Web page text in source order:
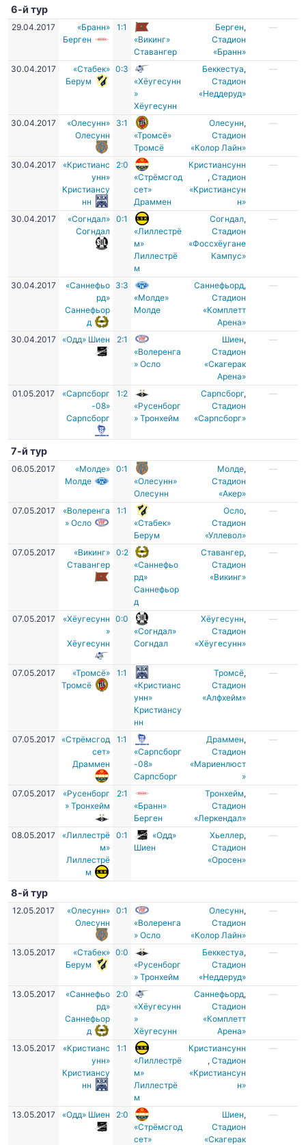
6-й тур
29.04.2017
«Бранн»
Берген
1:1
«Викинг»
Ставангер
Берген,
Стадион
«Бранн»
—
30.04.2017
«Стабек»
Берум
0:3
«Хёугесунн
»
Хёугесунн
Беккестуа,
Стадион
«Неддеруд»
—
30.04.2017
«Олесунн»
Олесунн
3:1
«Тромсё»
Тромсё
Олесунн,
Cтадион
«Колор Лайн»
—
30.04.2017
«Кристианс
унн»
Кристиансу
нн
2:0
«Стрёмсгод
сет»
Драммен
Кристиансунн
,Стадион
«Кристиансун
н»
—
30.04.2017
«Согндал»
Согндал
0:1
«Лиллестрё
м»
Лиллестрё
м
Согндал,
Стадион
«Фоссхёугане
Кампус»
—
30.04.2017
«Саннефьо
рд»
Саннефьор
д
3:3
«Молде»
Молде
Саннефьорд,
Стадион
«Комплетт
Арена»
—
30.04.2017 «Одд» Шиен
2:1
«Волеренга
» Осло
Шиен,
Cтадион
«Скагерак
Арена»
—
01.05.2017
«Сарпсборг
-08»
Сарпсборг
1:2
«Русенборг
» Тронхейм
Сарпсборг,
Стадион
«Сарпсборг»
—
7-й тур
06.05.2017
«Молде»
Молде
0:1
«Олесунн»
Олесунн
Молде,
Стадион
«Акер»
—
07.05.2017
«Волеренга
» Осло
1:1
«Стабек»
Берум
Осло,
Стадион
«Уллевол»
—
07.05.2017
«Викинг»
Ставангер
0:2
«Саннефьо
рд»
Саннефьор
д
Ставангер,
Стадион
«Викинг»
—
07.05.2017
«Хёугесунн
»
Хёугесунн
0:0
«Согндал»
Согндал
Хёугесунн,
Cтадион
«Хёугесунн»
—
07.05.2017
«Тромсё»
Тромсё
1:1
«Кристианс
унн»
Кристиансу
нн
Тромсё,
Стадион
«Алфхейм»
—
07.05.2017
«Стрёмсгод
сет»
Драммен
1:1
«Сарпсборг
-08»
Сарпсборг
Драммен,
Стадион
«Мариенлюст
»
—
07.05.2017
«Русенборг
» Тронхейм
2:1
«Бранн»
Берген
Тронхейм,
Стадион
«Леркендал»
—
08.05.2017
«Лиллестрё
м»
Лиллестрё
м
0:1
«Одд»
Шиен
Хьеллер,
Стадион
«Оросен»
—
8-й тур
12.05.2017
«Олесунн»
Олесунн
0:1
«Волеренга
» Осло
Олесунн,
Cтадион
«Колор Лайн»
—
13.05.2017
«Стабек»
Берум
0:0
«Русенборг
» Тронхейм
Беккестуа,
Стадион
«Неддеруд»
—
13.05.2017
«Саннефьо
рд»
Саннефьор
д
2:0
«Хёугесунн
»
Хёугесунн
Саннефьорд,
Стадион
«Комплетт
Арена»
—
13.05.2017
«Кристианс
унн»
Кристиансу
нн
1:1
«Лиллестрё
м»
Лиллестрё
м
Кристиансунн
,Стадион
«Кристиансун
н»
—
13.05.2017 «Одд» Шиен
2:0
«Стрёмсгод
сет»
Шиен,
Cтадион
«Скагерак
—